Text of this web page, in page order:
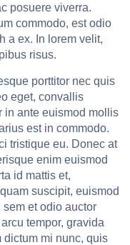
posuere viverra.
commodo, est odio
a ex. In lorem velit,
risus.
porttitor nec quis
eget, convallis
in ante euismod mollis
est in commodo.
tristique eu. Donec at
enim euismod
id mattis et,
suscipit, euismod
et odio auctor
tempor, gravida
dictum mi nunc, quis